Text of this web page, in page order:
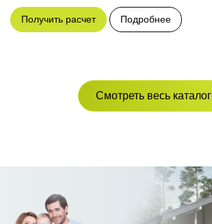
Получить расчет Подробнее
Смотреть весь каталог